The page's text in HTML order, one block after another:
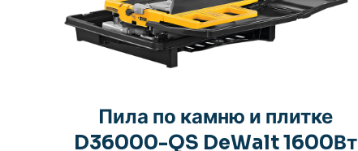
Пила по камню и плитке
D36000-QS DeWalt 1600Вт